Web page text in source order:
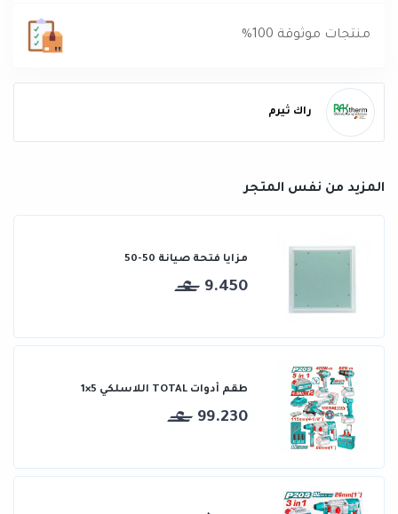
منتجات موثوقة 100%
راك ثيرم
المزيد من نفس المتجر
مزايا فتحة صيانة 50-50
9.450
طقم أدوات TOTAL اللاسلكي 5×1
99.230